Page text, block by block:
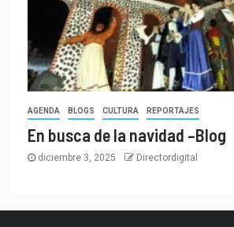
AGENDA BLOGS CULTURA REPORTAJES
En busca de la navidad –Blog
diciembre 3, 2025 Directordigital